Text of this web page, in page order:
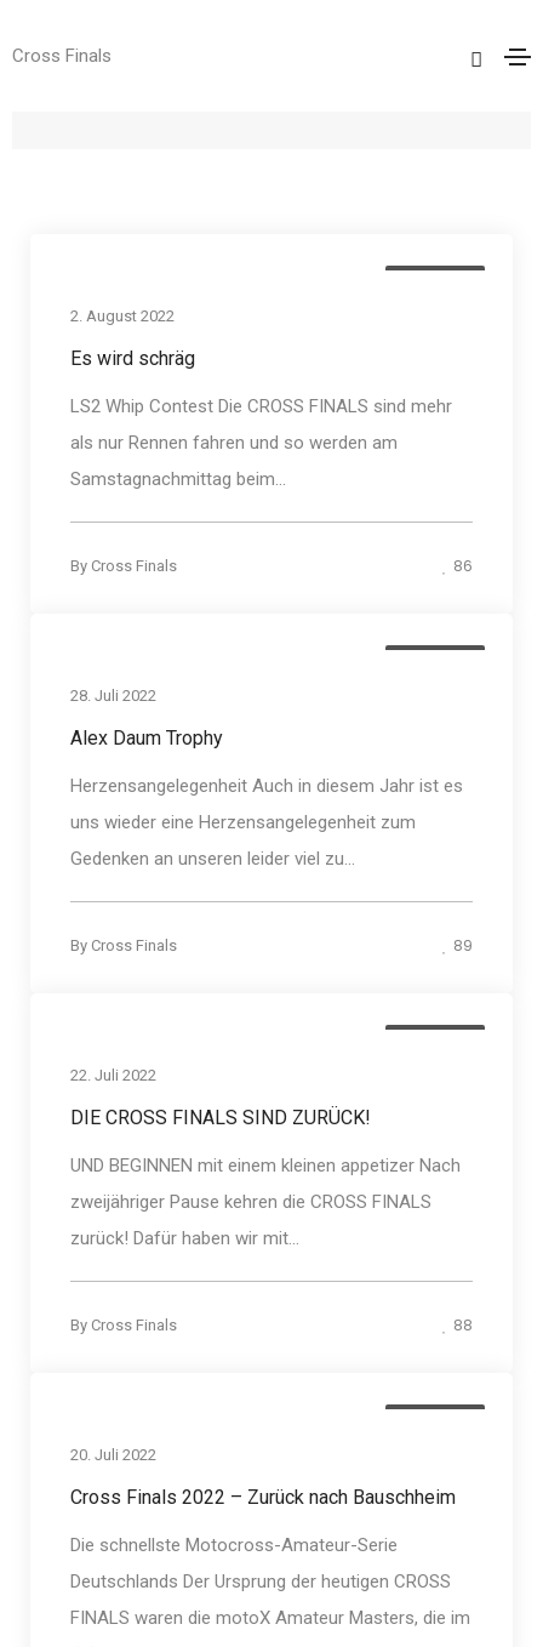
Cross Finals
2. August 2022
Es wird schräg
LS2 Whip Contest Die CROSS FINALS sind mehr
als nur Rennen fahren und so werden am
Samstagnachmittag beim...
By Cross Finals 86
28. Juli 2022
Alex Daum Trophy
Herzensangelegenheit Auch in diesem Jahr ist es
uns wieder eine Herzensangelegenheit zum
Gedenken an unseren leider viel zu...
By Cross Finals 89
22. Juli 2022
DIE CROSS FINALS SIND ZURÜCK!
UND BEGINNEN mit einem kleinen appetizer Nach
zweijähriger Pause kehren die CROSS FINALS
zurück! Dafür haben wir mit...
By Cross Finals 88
20. Juli 2022
Cross Finals 2022 – Zurück nach Bauschheim
Die schnellste Motocross-Amateur-Serie
Deutschlands Der Ursprung der heutigen CROSS
FINALS waren die motoX Amateur Masters, die im